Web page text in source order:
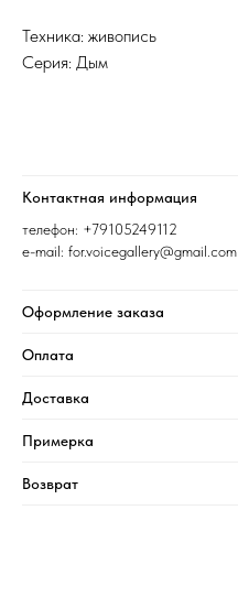
Техника: живопись
Серия: Дым
Контактная информация
телефон: +79105249112
e-mail: for.voicegallery@gmail.com
Оформление заказа
Оплата
Доставка
Примерка
Возврат